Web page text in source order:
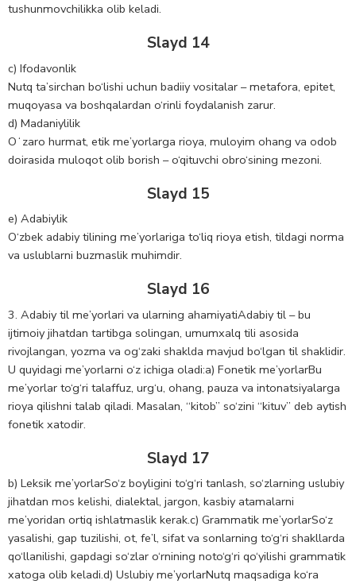
tushunmovchilikka olib keladi.
Slayd 14
c) Ifodavonlik
Nutq ta’sirchan bo‘lishi uchun badiiy vositalar – metafora, epitet,
muqoyasa va boshqalardan o‘rinli foydalanish zarur.
d) Madaniylilik
Oʻzaro hurmat, etik me’yorlarga rioya, muloyim ohang va odob
doirasida muloqot olib borish – o‘qituvchi obro‘sining mezoni.
Slayd 15
e) Adabiylik
O‘zbek adabiy tilining me’yorlariga to‘liq rioya etish, tildagi norma
va uslublarni buzmaslik muhimdir.
Slayd 16
3. Adabiy til me’yorlari va ularning ahamiyatiAdabiy til – bu
ijtimoiy jihatdan tartibga solingan, umumxalq tili asosida
rivojlangan, yozma va og‘zaki shaklda mavjud bo‘lgan til shaklidir.
U quyidagi me’yorlarni o‘z ichiga oladi:a) Fonetik me’yorlarBu
me’yorlar to‘g‘ri talaffuz, urg‘u, ohang, pauza va intonatsiyalarga
rioya qilishni talab qiladi. Masalan, “kitob” so‘zini “kituv” deb aytish
fonetik xatodir.
Slayd 17
b) Leksik me’yorlarSo‘z boyligini to‘g‘ri tanlash, so‘zlarning uslubiy
jihatdan mos kelishi, dialektal, jargon, kasbiy atamalarni
me’yoridan ortiq ishlatmaslik kerak.c) Grammatik me’yorlarSo‘z
yasalishi, gap tuzilishi, ot, fe’l, sifat va sonlarning to‘g‘ri shakllarda
qo‘llanilishi, gapdagi so‘zlar o‘rnining noto‘g‘ri qo‘yilishi grammatik
xatoga olib keladi.d) Uslubiy me’yorlarNutq maqsadiga ko‘ra